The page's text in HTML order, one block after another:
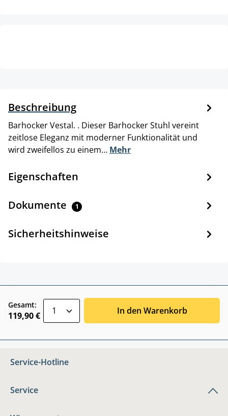
Beschreibung
Barhocker Vestal. . Dieser Barhocker Stuhl vereint
zeitlose Eleganz mit moderner Funktionalität und
wird zweifellos zu einem… Mehr
Eigenschaften
Dokumente 1
Sicherheitshinweise
Gesamt:
119,90 € In den Warenkorb
Service-Hotline
Service